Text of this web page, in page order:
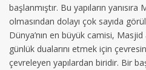
başlanmıştır. Bu yapıların
olmasından dolayı çok sayıda
Dünya’nın en büyük camisi,
günlük dualarını etmek için
çevreleyen yapılardan biridir. Bir